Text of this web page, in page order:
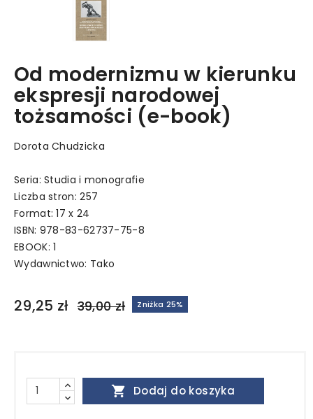
Od modernizmu w kierunku
ekspresji narodowej
tożsamości (e-book)
Dorota Chudzicka
Seria: Studia i monografie
Liczba stron: 257
Format: 17 x 24
ISBN: 978-83-62737-75-8
EBOOK: 1
Wydawnictwo: Tako
29,25 zł 39,00 zł Zniżka 25%
 Dodaj do koszyka